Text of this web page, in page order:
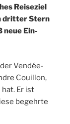
Reiseziel
dritter Stern
neue Ein-
Vendée-
Couillon,
Er ist
begehrte